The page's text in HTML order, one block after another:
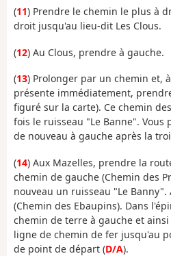
(11) Prendre le chemin le plus à
droit jusqu'au lieu-dit Les Clous.
(12) Au Clous, prendre à gauche.
(13) Prolonger par un chemin et,
présente immédiatement,
figuré sur la carte). Ce chemin
fois le ruisseau "Le Banne". Vous
de nouveau à gauche après la
(14) Aux Mazelles, prendre la
chemin de gauche (Chemin des
nouveau un ruisseau "Le
(Chemin des Ebaupins). Dans
chemin de terre à gauche et
ligne de chemin de fer jusqu'au
de point de départ (D/A).